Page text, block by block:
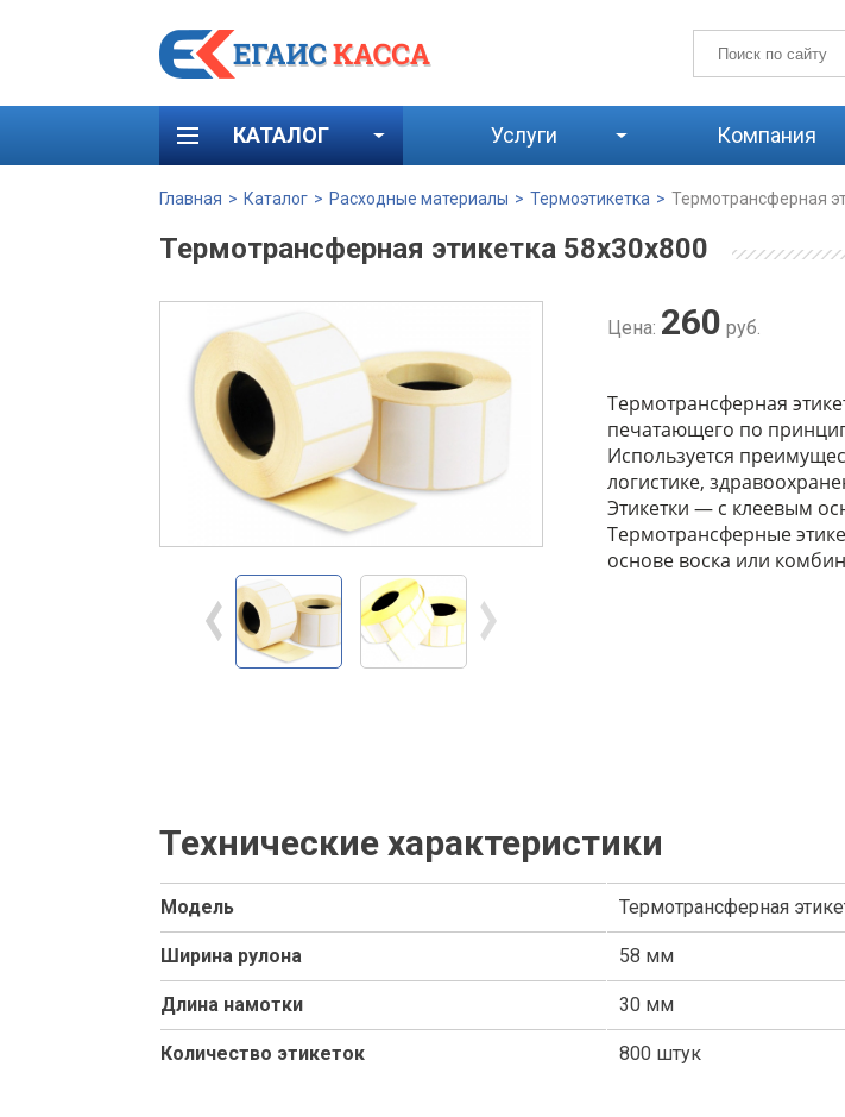
КАТАЛОГ Услуги Компания
Главная > Каталог > Расходные материалы > Термоэтикетка > Термотрансферная
Термотрансферная этикетка 58х30х800
Цена: 260 руб.
Термотрансферная
печатающего по
Используется
логистике,
Этикетки — с клеевым
Термотрансферные
основе воска или
Технические характеристики
Модель Термотрансферная
Ширина рулона 58 мм
Длина намотки 30 мм
Количество этикеток 800 штук